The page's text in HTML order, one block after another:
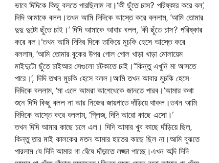
ভাবে দিদিকে কিছু বলতে পারছিলাম না।‘কী ছুঁতে চাস? পরিষ্কার করে বল’‚
দিদি আমাকে বলল।তখন আমি দিদিকে আস্তে করে বললাম‚ ‘আমি তোমার
দুদু দুটো ছুঁতে চাই।’ দিদি আমাকে আবার বলল‚ ‘কী ছুঁতে চাস? পরিষ্কার
করে বল।’তখন আমি দিদির দিকে তাকিয়ে মুচকি হেসে আস্তে করে
বললাম‚ ‘আমি তোমার বুকের উপর গোল গোল খাড়া খাড়া মোলায়েম
মাইদুটো ছুঁতে চাইআর সেগুলো চটকাতে চাই।’‘কিন্তু এখুনি মা আসতে
পারে।’, দিদি তখন মুচকি হেসে বলল।আমি তখন আবার মুচকি হেসে
দিদিকে বললাম‚ ‘মা এলে আমরা আগেথেকে জানতে পারব।’আমার কথা
শুনে দিদি কিছু বলল না আর নিজের জায়গাতে দাঁড়িয়ে থাকল।তখন আমি
দিদিকে আস্তে করে বললাম‚ ‘প্লিজ‚ দিদি আরো কাছে এসো।’
তখন দিদি আমার কাছে চলে এল। দিদি আমার খুব কাছে দাঁড়িয়ে ছিল‚
কিন্তু তার মাই কালকের মতন আমার হাতের কাছে ছিল না।আমি বুঝতে
পারলাম যে দিদি আমার গা ঘেঁষে দাঁড়াতে লজ্জা পাচ্ছে।এখন অব্দি দিদি